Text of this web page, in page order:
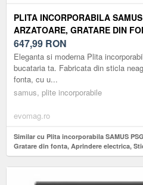
PLITA INCORPORABILA
ARZATOARE, GRATARE DIN
ELECTRICA, STICLA MATA, 58
647,99 RON
Eleganta si moderna Plita
bucataria ta. Fabricata din sticla
fonta, cu u...
samus, plite incorporabile
evomag.ro
Similar cu Plita incorporabila SAMUS
Gratare din fonta, Aprindere electrica,